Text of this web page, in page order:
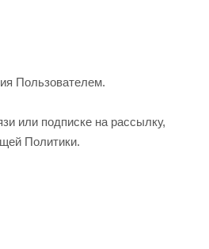
Пользователем.
или подписке на рассылку,
Политики.